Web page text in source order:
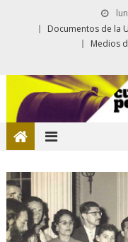
Documentos de la
Medios